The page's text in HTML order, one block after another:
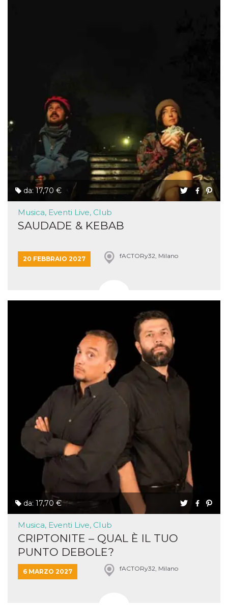
da: 17,70 €
Musica, Eventi Live, Club
SAUDADE & KEBAB
20 FEBBRAIO 2027 fACTORy32, Milano
da: 17,70 €
Musica, Eventi Live, Club
CRIPTONITE – QUAL È IL TUO
PUNTO DEBOLE?
6 MARZO 2027 fACTORy32, Milano